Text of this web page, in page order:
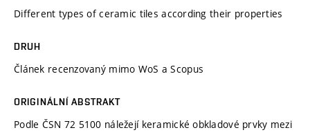
Different types of ceramic tiles according their properties
DRUH
Článek recenzovaný mimo WoS a Scopus
ORIGINÁLNÍ ABSTRAKT
Podle ČSN 72 5100 náležejí keramické obkladové prvky mezi